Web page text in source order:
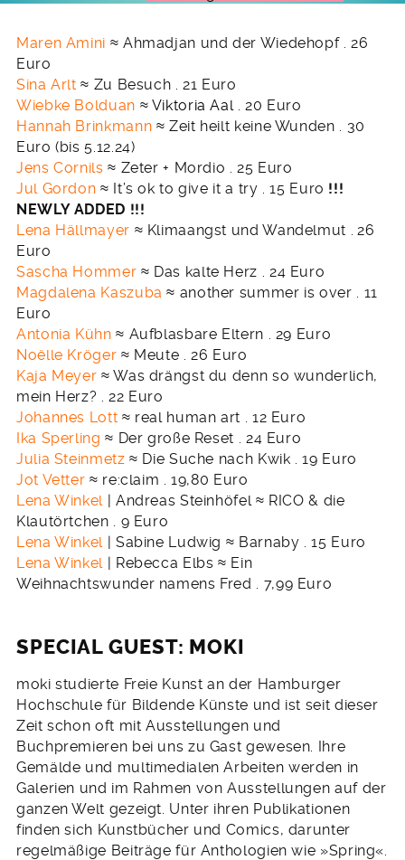
Maren Amini ≈ Ahmadjan und der Wiedehopf . 26
Euro
Sina Arlt ≈ Zu Besuch . 21 Euro
Wiebke Bolduan ≈ Viktoria Aal . 20 Euro
Hannah Brinkmann ≈ Zeit heilt keine Wunden . 30
Euro (bis 5.12.24)
Jens Cornils ≈ Zeter + Mordio . 25 Euro
Jul Gordon ≈ It’s ok to give it a try . 15 Euro !!!
NEWLY ADDED !!!
Lena Hällmayer ≈ Klimaangst und Wandelmut . 26
Euro
Sascha Hommer ≈ Das kalte Herz . 24 Euro
Magdalena Kaszuba ≈ another summer is over . 11
Euro
Antonia Kühn ≈ Aufblasbare Eltern . 29 Euro
Noëlle Kröger ≈ Meute . 26 Euro
Kaja Meyer ≈ Was drängst du denn so wunderlich,
mein Herz? . 22 Euro
Johannes Lott ≈ real human art . 12 Euro
Ika Sperling ≈ Der große Reset . 24 Euro
Julia Steinmetz≈ Die Suche nach Kwik . 19 Euro
Jot Vetter ≈ re:claim . 19,80 Euro
Lena Winkel| Andreas Steinhöfel ≈ RICO & die
Klautörtchen . 9 Euro
Lena Winkel | Sabine Ludwig ≈ Barnaby . 15 Euro
Lena Winkel | Rebecca Elbs ≈ Ein
Weihnachtswunder namens Fred . 7,99 Euro
SPECIAL GUEST: MOKI
moki studierte Freie Kunst an der Hamburger
Hochschule für Bildende Künste und ist seit dieser
Zeit schon oft mit Ausstellungen und
Buchpremieren bei uns zu Gast gewesen. Ihre
Gemälde und multimedialen Arbeiten werden in
Galerien und im Rahmen von Ausstellungen auf der
ganzen Welt gezeigt. Unter ihren Publikationen
finden sich Kunstbücher und Comics, darunter
regelmäßige Beiträge für Anthologien wie »Spring«.